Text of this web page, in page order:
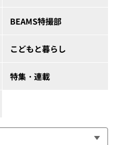
BEAMS特撮部
こどもと暮らし
特集・連載